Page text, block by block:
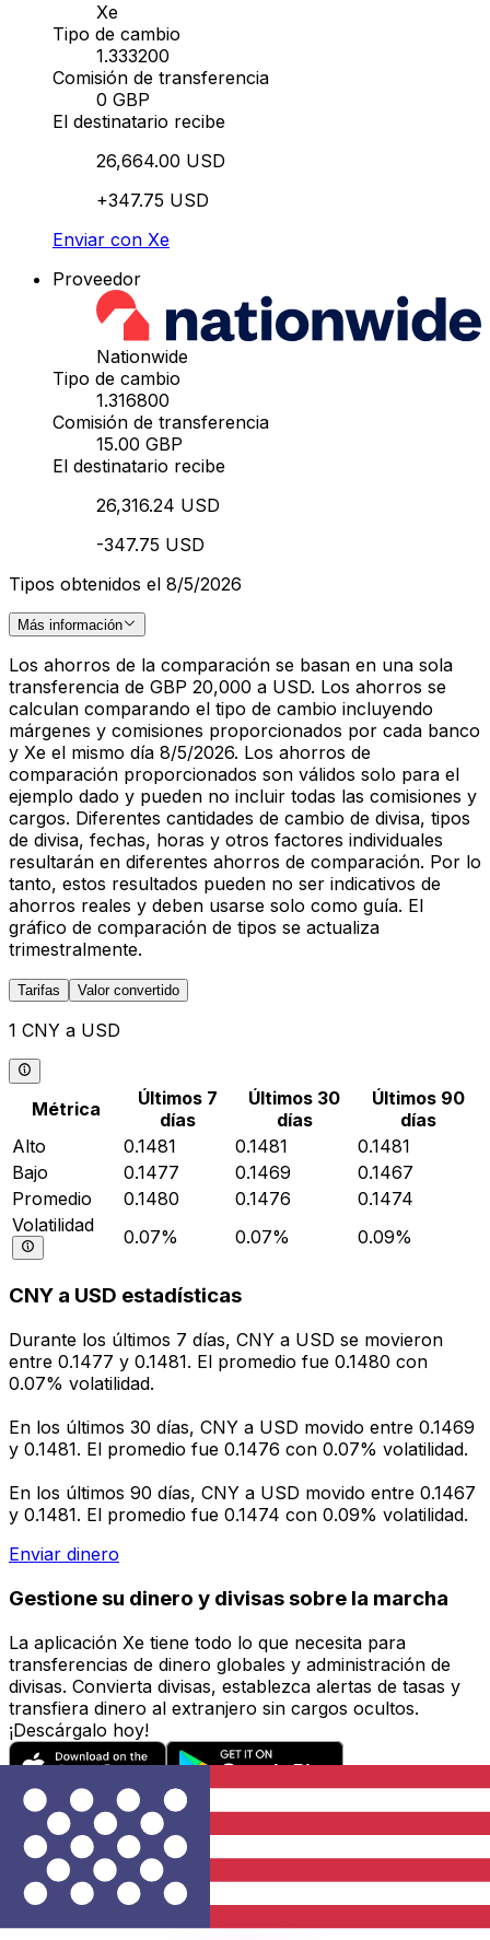
Xe
Tipo de cambio
1.333200
Comisión de transferencia
0 GBP
El destinatario recibe
26,664.00 USD
+347.75 USD
Enviar con Xe
Proveedor
Nationwide
Tipo de cambio
1.316800
Comisión de transferencia
15.00 GBP
El destinatario recibe
26,316.24 USD
-347.75 USD
Tipos obtenidos el 8/5/2026
Más información
Los ahorros de la comparación se basan en una sola
transferencia de GBP 20,000 a USD. Los ahorros se
calculan comparando el tipo de cambio incluyendo
márgenes y comisiones proporcionados por cada banco
y Xe el mismo día 8/5/2026. Los ahorros de
comparación proporcionados son válidos solo para el
ejemplo dado y pueden no incluir todas las comisiones y
cargos. Diferentes cantidades de cambio de divisa, tipos
de divisa, fechas, horas y otros factores individuales
resultarán en diferentes ahorros de comparación. Por lo
tanto, estos resultados pueden no ser indicativos de
ahorros reales y deben usarse solo como guía. El
gráfico de comparación de tipos se actualiza
trimestralmente.
Tarifas Valor convertido
1 CNY a USD
Métrica
Últimos 7
días
Últimos 30
días
Últimos 90
días
Alto
0.1481 0.1481
0.1481
Bajo
0.1477 0.1469
0.1467
Promedio
0.1480 0.1476
0.1474
Volatilidad
0.07% 0.07% 0.09%
CNY a USD estadísticas
Durante los últimos 7 días, CNY a USD se movieron
entre 0.1477 y 0.1481. El promedio fue 0.1480 con
0.07% volatilidad.
En los últimos 30 días, CNY a USD movido entre 0.1469
y 0.1481. El promedio fue 0.1476 con 0.07% volatilidad.
En los últimos 90 días, CNY a USD movido entre 0.1467
y 0.1481. El promedio fue 0.1474 con 0.09% volatilidad.
Enviar dinero
Gestione su dinero y divisas sobre la marcha
La aplicación Xe tiene todo lo que necesita para
transferencias de dinero globales y administración de
divisas. Convierta divisas, establezca alertas de tasas y
transfiera dinero al extranjero sin cargos ocultos.
¡Descárgalo hoy!